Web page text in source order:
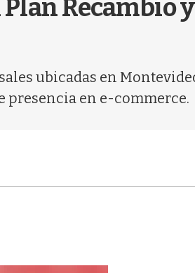
Recambio
ubicadas en
presencia en e-commerce.